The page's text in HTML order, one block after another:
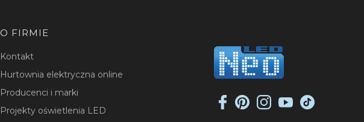
O FIRMIE
Kontakt
Hurtownia elektryczna online
Producenci i marki
Projekty oświetlenia LED